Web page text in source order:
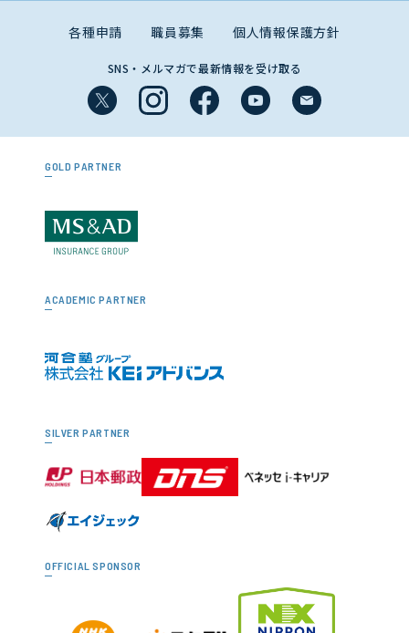
各種申請 職員募集 個人情報保護方針
SNS・メルマガで最新情報を受け取る
GOLD PARTNER
ACADEMIC PARTNER
SILVER PARTNER
OFFICIAL SPONSOR